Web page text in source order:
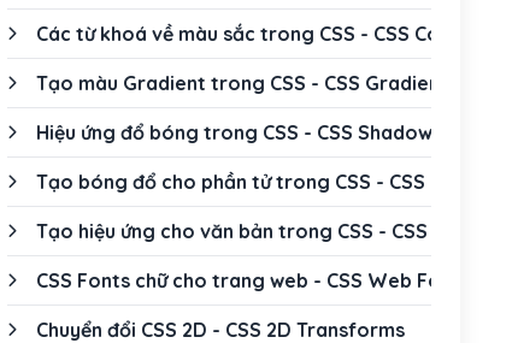
Các từ khoá về màu sắc trong CSS - CSS Color
Tạo màu Gradient trong CSS - CSS Gradients
Hiệu ứng đổ bóng trong CSS - CSS Shadow Effect
Tạo bóng đổ cho phần tử trong CSS - CSS Box
Tạo hiệu ứng cho văn bản trong CSS - CSS Text
CSS Fonts chữ cho trang web - CSS Web Fonts
Chuyển đổi CSS 2D - CSS 2D Transforms